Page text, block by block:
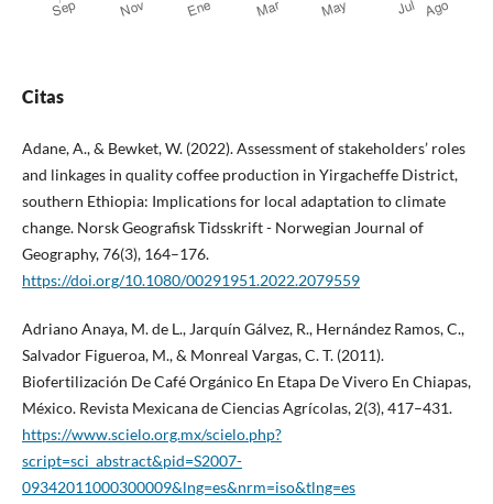
Citas
Adane, A., & Bewket, W. (2022). Assessment of stakeholders’ roles
and linkages in quality coffee production in Yirgacheffe District,
southern Ethiopia: Implications for local adaptation to climate
change. Norsk Geografisk Tidsskrift - Norwegian Journal of
Geography, 76(3), 164–176.
https://doi.org/10.1080/00291951.2022.2079559
Adriano Anaya, M. de L., Jarquín Gálvez, R., Hernández Ramos, C.,
Salvador Figueroa, M., & Monreal Vargas, C. T. (2011).
Biofertilización De Café Orgánico En Etapa De Vivero En Chiapas,
México. Revista Mexicana de Ciencias Agrícolas, 2(3), 417–431.
https://www.scielo.org.mx/scielo.php?
script=sci_abstract&pid=S2007-
09342011000300009&lng=es&nrm=iso&tlng=es